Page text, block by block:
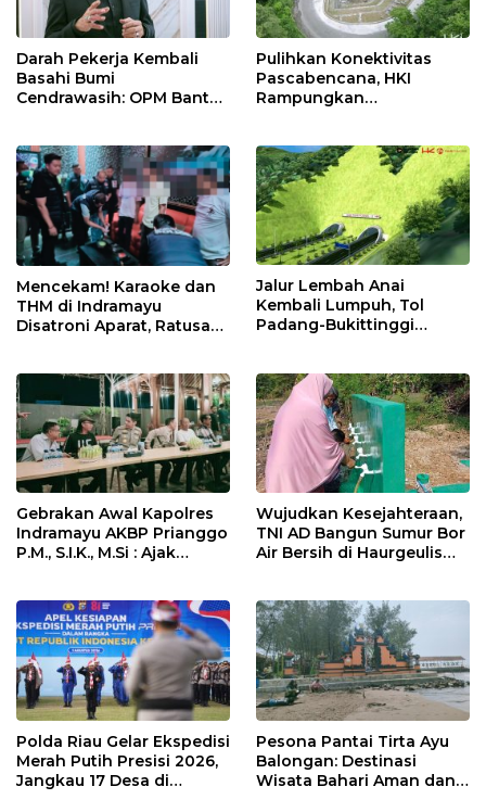
Darah Pekerja Kembali
Basahi Bumi
Cendrawasih: OPM Bantai
Pulihkan Konektivitas
Pascabencana, HKI
Rampungkan
Mencekam! Karaoke dan
THM di Indramayu
Disatroni Aparat, Ratusan
Jalur Lembah Anai
Kembali Lumpuh, Tol
Padang-Bukittinggi
Gebrakan Awal Kapolres
Indramayu AKBP Prianggo
P.M., S.I.K., M.Si : Ajak
Wujudkan Kesejahteraan,
TNI AD Bangun Sumur Bor
Air Bersih di Haurgeulis
Polda Riau Gelar Ekspedisi
Merah Putih Presisi 2026,
Jangkau 17 Desa di
Pesona Pantai Tirta Ayu
Balongan: Destinasi
Wisata Bahari Aman dan